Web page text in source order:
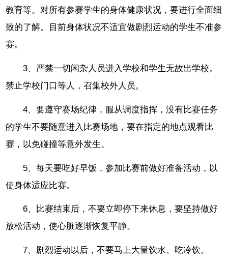
教育等。对所有参赛学生的身体健康状况，要进行全面细
致的了解。目前身体状况不适宜做剧烈运动的学生不准参
赛。
3、严禁一切闲杂人员进入学校和学生无故出学校。
禁止学校门口等人，召集校外人员。
4、要遵守赛场纪律，服从调度指挥，没有比赛任务
的学生不要随意进入比赛场地，要在指定的地点观看比
赛，以免碰撞等意外发生。
5、每天要吃好早饭，参加比赛前做好准备活动，以
使身体适应比赛。
6、比赛结束后，不要立即停下来休息，要坚持做好
放松活动，使心脏逐渐恢复平静。
7、剧烈运动以后，不要马上大量饮水、吃冷饮。